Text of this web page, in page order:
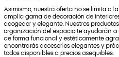
Asimismo, nuestra oferta no se limita a
amplia gama de decoración de
acogedor y elegante. Nuestros
organización del espacio te ayudarán
de forma funcional y estéticamente
encontrarás accesorios elegantes y
todos disponibles a precios asequibles.